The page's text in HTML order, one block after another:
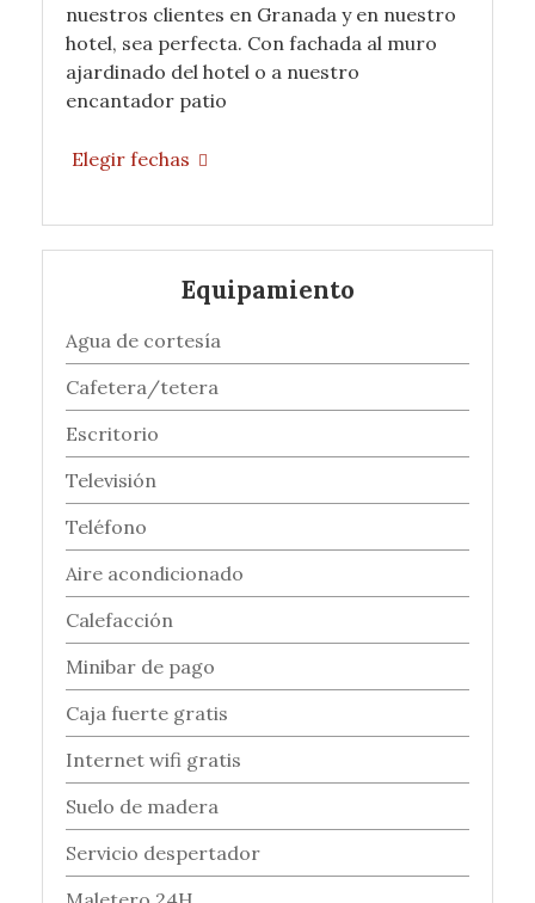
nuestros clientes en Granada y en nuestro
hotel, sea perfecta. Con fachada al muro
ajardinado del hotel o a nuestro
encantador patio
Elegir fechas
Equipamiento
Agua de cortesía
Cafetera/tetera
Escritorio
Televisión
Teléfono
Aire acondicionado
Calefacción
Minibar de pago
Caja fuerte gratis
Internet wifi gratis
Suelo de madera
Servicio despertador